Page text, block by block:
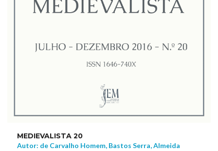
MEDIEVALISTA 20
Autor: de Carvalho Homem, Bastos Serra, Almeida